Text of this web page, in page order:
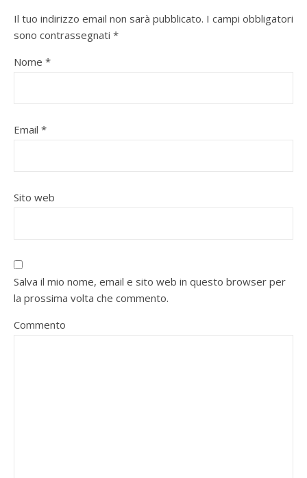
Il tuo indirizzo email non sarà pubblicato. I campi obbligatori
sono contrassegnati *
Nome *
Email *
Sito web
Salva il mio nome, email e sito web in questo browser per
la prossima volta che commento.
Commento